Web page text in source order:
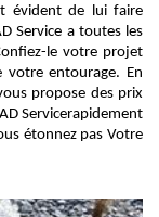
évident de lui faire
Service a toutes les
le votre projet
entourage. En
propose des prix
Servicerapidement
étonnez pas Votre